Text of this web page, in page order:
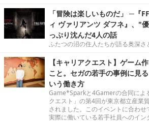
「冒険は楽しいものだ」 ─『
ィ ヴァリアンツ ダフネ』、"
っぷり沈んだ4人の話
ふたつの沼の住人たちが語る奥深さ
【キャリアクエスト】ゲーム
こと。セガの若手の事例に見
いう働き方
Game*Sparkと4Gamerの合同によ
クエスト」の第4回が東京都立産業
されました。このイベントに合わ
実際に働いている若手社員へのイン